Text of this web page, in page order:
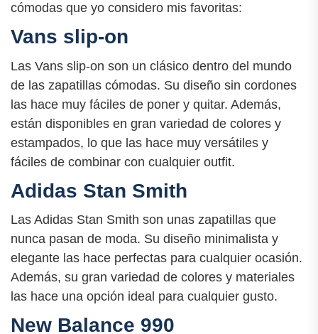
cómodas que yo considero mis favoritas:
Vans slip-on
Las Vans slip-on son un clásico dentro del mundo
de las zapatillas cómodas. Su diseño sin cordones
las hace muy fáciles de poner y quitar. Además,
están disponibles en gran variedad de colores y
estampados, lo que las hace muy versátiles y
fáciles de combinar con cualquier outfit.
Adidas Stan Smith
Las Adidas Stan Smith son unas zapatillas que
nunca pasan de moda. Su diseño minimalista y
elegante las hace perfectas para cualquier ocasión.
Además, su gran variedad de colores y materiales
las hace una opción ideal para cualquier gusto.
New Balance 990